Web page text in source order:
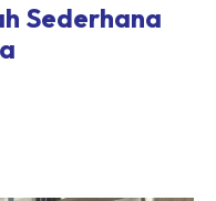
Sederhana